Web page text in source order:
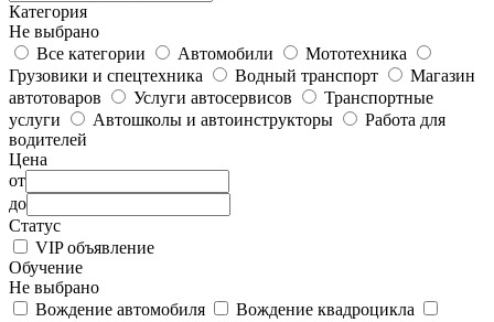
Категория
Не выбрано
Все категории
Автомобили
Мототехника
Грузовики и спецтехника
Водный транспорт
Магазин
автотоваров
Услуги автосервисов
Транспортные
услуги
Автошколы и автоинструкторы
Работа для
водителей
Цена
от
до
Статус
VIP объявление
Обучение
Не выбрано
Вождение автомобиля
Вождение квадроцикла